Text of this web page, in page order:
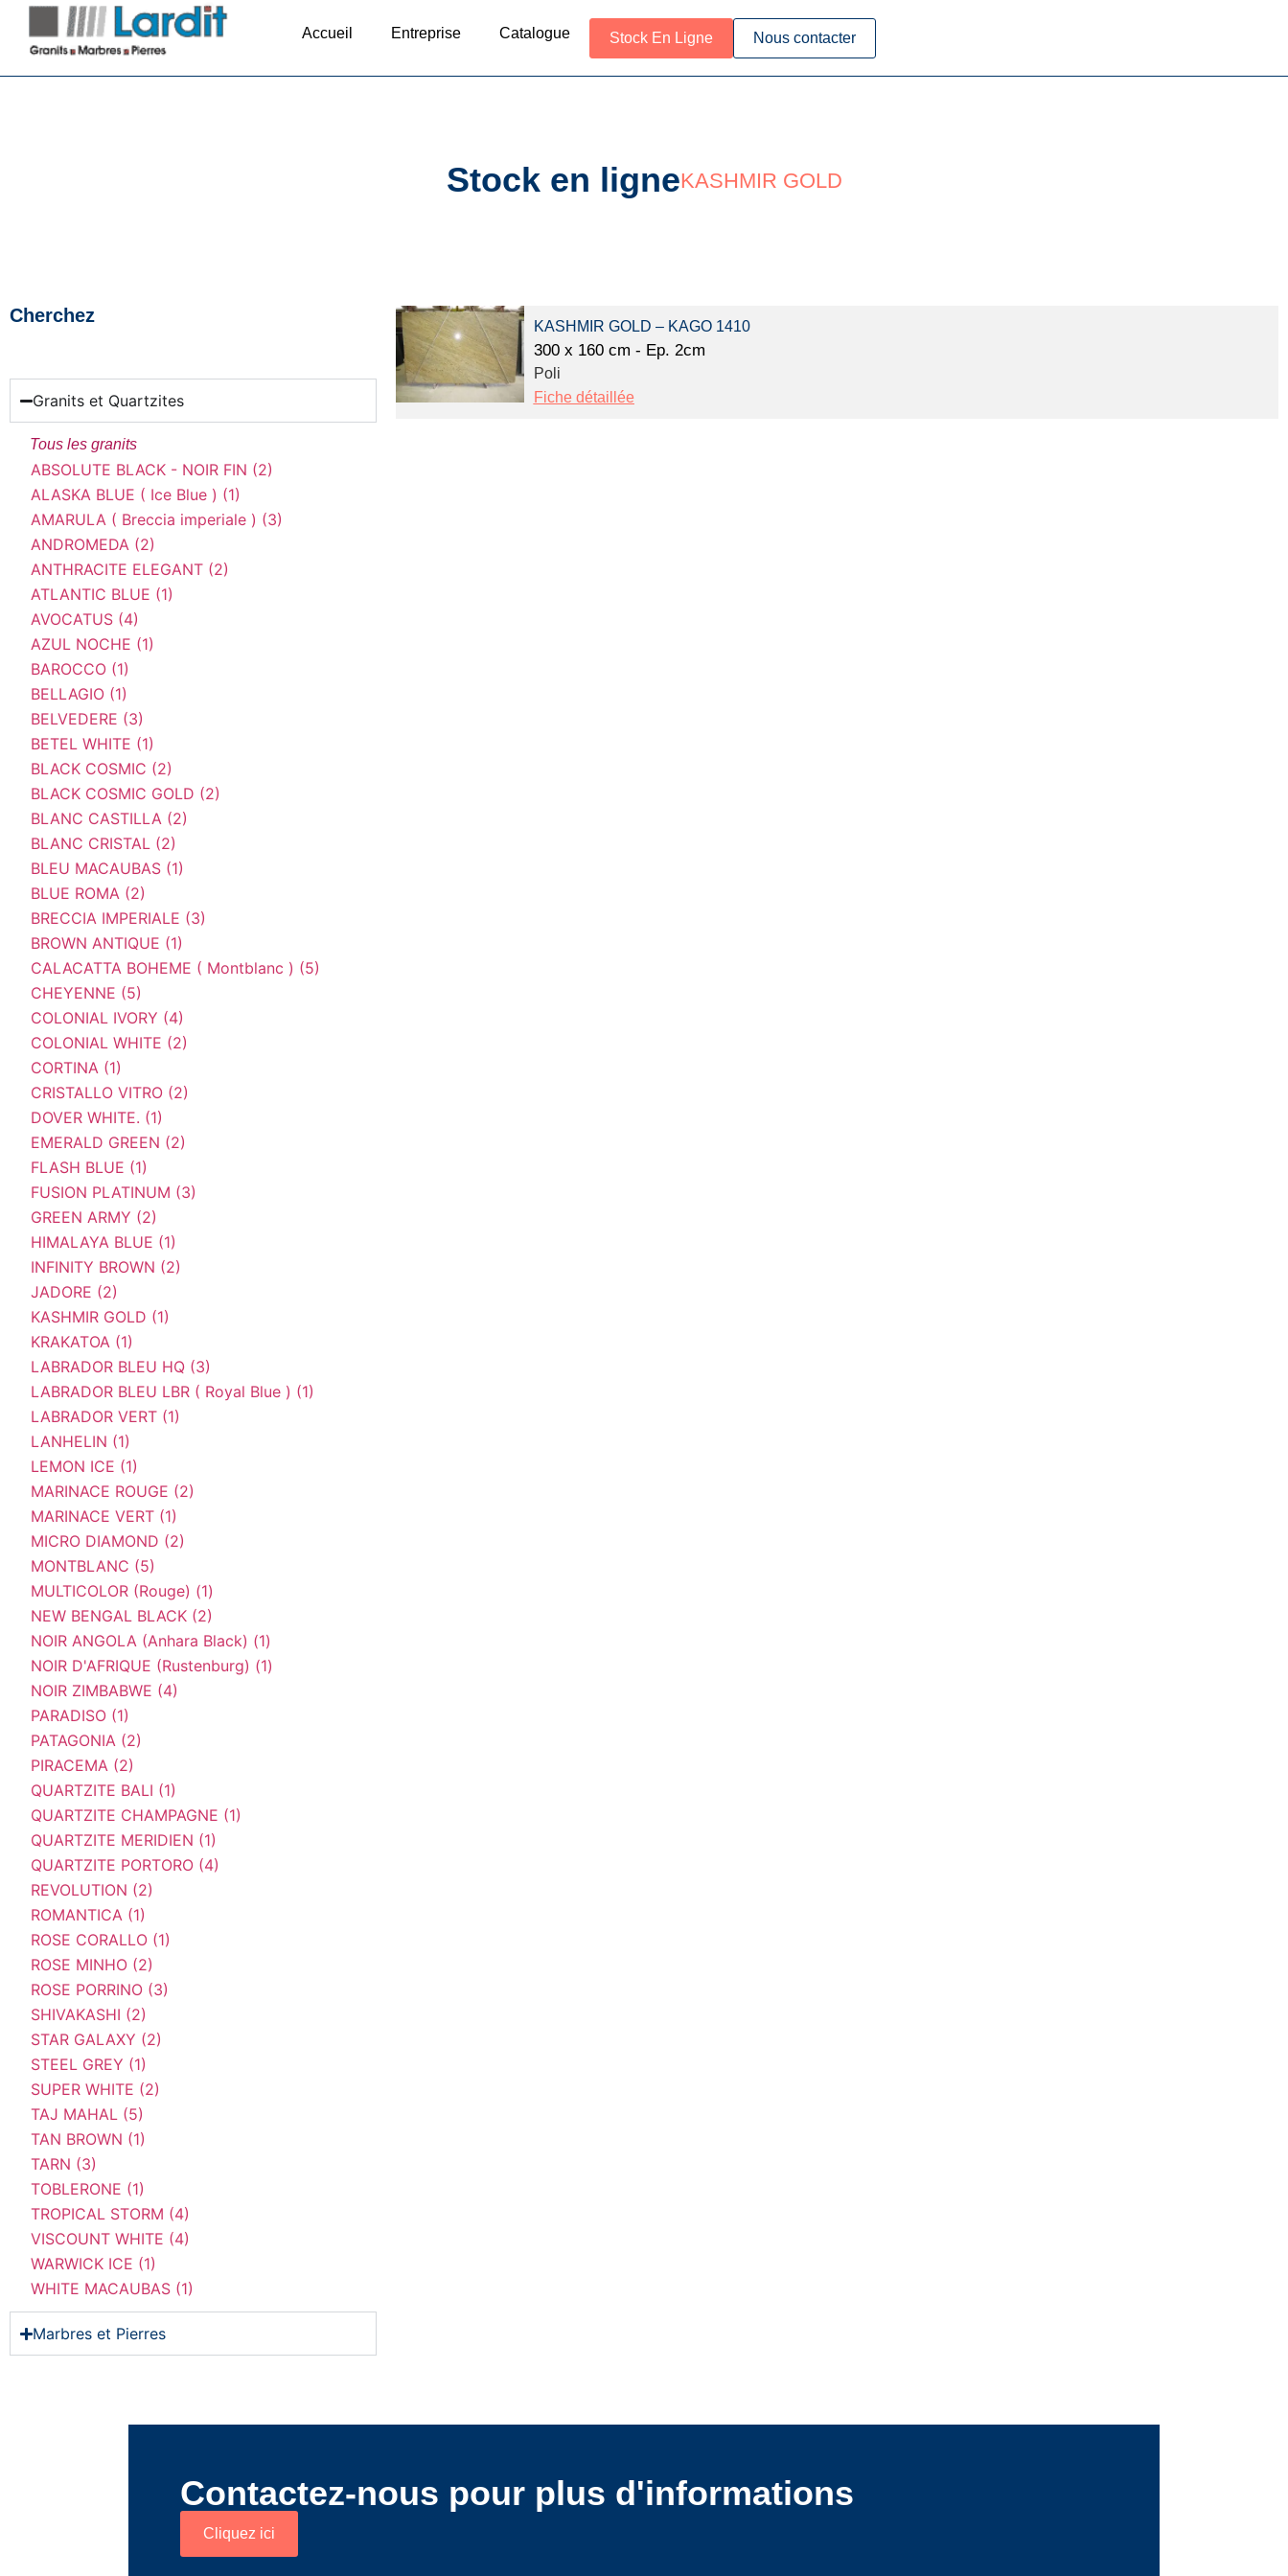
Accueil Entreprise Catalogue Stock En Ligne Nous contacter
Stock en ligneKASHMIR GOLD
Cherchez
Granits et Quartzites
Tous les granits
ABSOLUTE BLACK - NOIR FIN (2)
ALASKA BLUE ( Ice Blue ) (1)
AMARULA ( Breccia imperiale ) (3)
ANDROMEDA (2)
ANTHRACITE ELEGANT (2)
ATLANTIC BLUE (1)
AVOCATUS (4)
AZUL NOCHE (1)
BAROCCO (1)
BELLAGIO (1)
BELVEDERE (3)
BETEL WHITE (1)
BLACK COSMIC (2)
BLACK COSMIC GOLD (2)
BLANC CASTILLA (2)
BLANC CRISTAL (2)
BLEU MACAUBAS (1)
BLUE ROMA (2)
BRECCIA IMPERIALE (3)
BROWN ANTIQUE (1)
CALACATTA BOHEME ( Montblanc ) (5)
CHEYENNE (5)
COLONIAL IVORY (4)
COLONIAL WHITE (2)
CORTINA (1)
CRISTALLO VITRO (2)
DOVER WHITE. (1)
EMERALD GREEN (2)
FLASH BLUE (1)
FUSION PLATINUM (3)
GREEN ARMY (2)
HIMALAYA BLUE (1)
INFINITY BROWN (2)
JADORE (2)
KASHMIR GOLD (1)
KRAKATOA (1)
LABRADOR BLEU HQ (3)
LABRADOR BLEU LBR ( Royal Blue ) (1)
LABRADOR VERT (1)
LANHELIN (1)
LEMON ICE (1)
MARINACE ROUGE (2)
MARINACE VERT (1)
MICRO DIAMOND (2)
MONTBLANC (5)
MULTICOLOR (Rouge) (1)
NEW BENGAL BLACK (2)
NOIR ANGOLA (Anhara Black) (1)
NOIR D'AFRIQUE (Rustenburg) (1)
NOIR ZIMBABWE (4)
PARADISO (1)
PATAGONIA (2)
PIRACEMA (2)
QUARTZITE BALI (1)
QUARTZITE CHAMPAGNE (1)
QUARTZITE MERIDIEN (1)
QUARTZITE PORTORO (4)
REVOLUTION (2)
ROMANTICA (1)
ROSE CORALLO (1)
ROSE MINHO (2)
ROSE PORRINO (3)
SHIVAKASHI (2)
STAR GALAXY (2)
STEEL GREY (1)
SUPER WHITE (2)
TAJ MAHAL (5)
TAN BROWN (1)
TARN (3)
TOBLERONE (1)
TROPICAL STORM (4)
VISCOUNT WHITE (4)
WARWICK ICE (1)
WHITE MACAUBAS (1)
Marbres et Pierres
KASHMIR GOLD – KAGO 1410
300 x 160 cm - Ep. 2cm
Poli
Fiche détaillée
Contactez-nous pour plus d'informations
Cliquez ici